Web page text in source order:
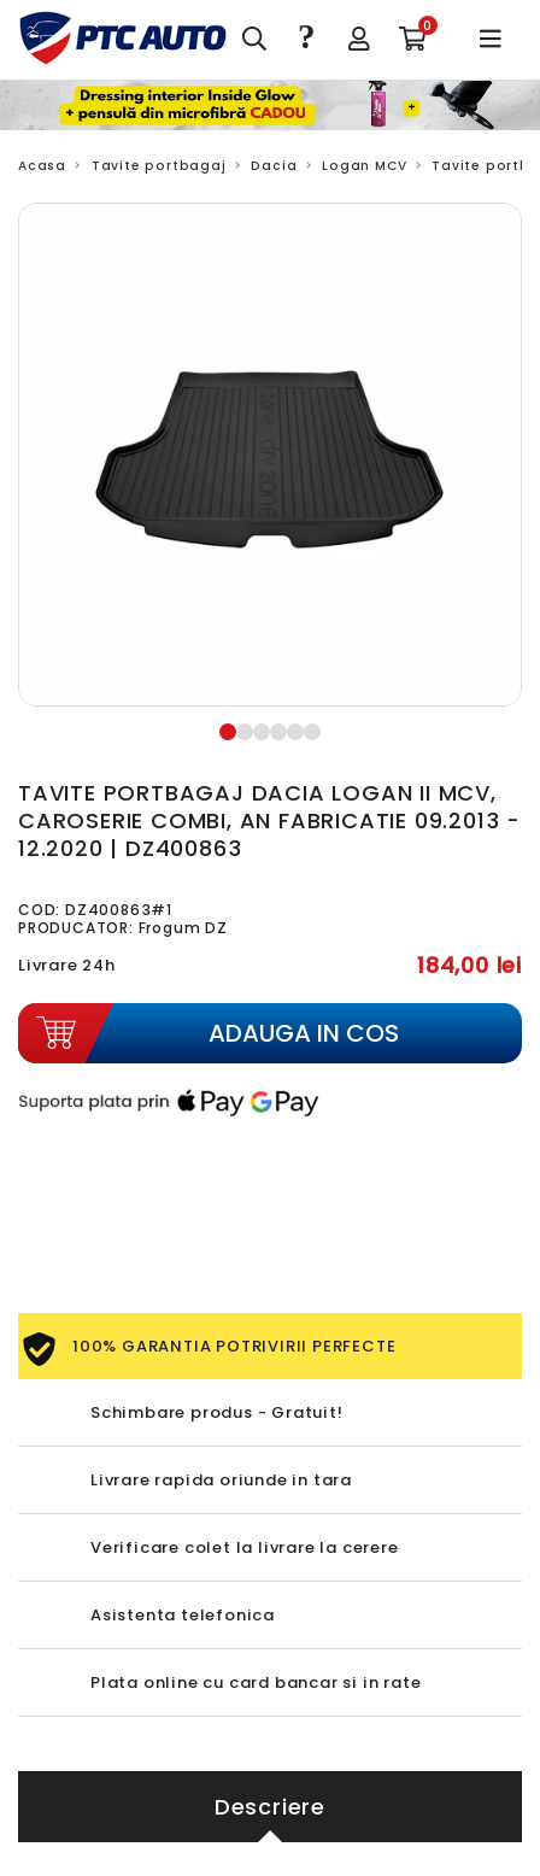
0
?
Acasa Tavite portbagaj Dacia Logan MCV Tavite
TAVITE PORTBAGAJ DACIA LOGAN II MCV,
CAROSERIE COMBI, AN FABRICATIE 09.2013 -
12.2020 | DZ400863
COD: DZ400863#1
PRODUCATOR: Frogum DZ
Livrare 24h 184,00 lei
ADAUGA IN COS
100% GARANTIA POTRIVIRII PERFECTE
Schimbare produs - Gratuit!
Livrare rapida oriunde in tara
Verificare colet la livrare la cerere
Asistenta telefonica
Plata online cu card bancar si in rate
Descriere